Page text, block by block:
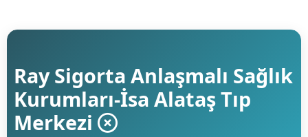
Ray Sigorta Anlaşmalı Sağlık
Kurumları-İsa Alataş Tıp
Merkezi